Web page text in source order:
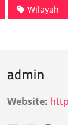
Wilayah
admin
Website: